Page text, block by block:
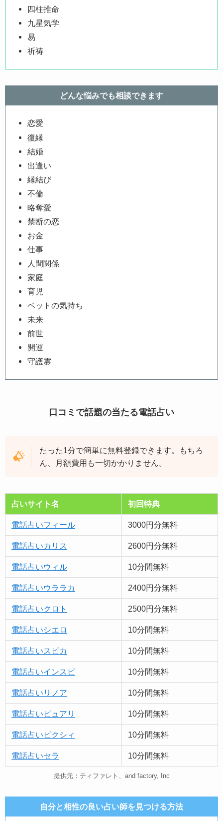
四柱推命
九星気学
易
祈祷
どんな悩みでも相談できます
恋愛
復縁
結婚
出逢い
縁結び
不倫
略奪愛
禁断の恋
お金
仕事
人間関係
家庭
育児
ペットの気持ち
未来
前世
開運
守護霊
口コミで話題の当たる電話占い
たった1分で簡単に無料登録できます。もちろ
ん、月額費用も一切かかりません。
占いサイト名 初回特典
電話占いフィール 3000円分無料
電話占いカリス 2600円分無料
電話占いウィル 10分間無料
電話占いウララカ 2400円分無料
電話占いクロト 2500円分無料
電話占いシエロ 10分間無料
電話占いスピカ 10分間無料
電話占いインスピ 10分間無料
電話占いリノア 10分間無料
電話占い ピュア リ 10分間無料
電話占いピクシィ 10分間無料
電話占いセラ 10分間無料
提供元：ティファレト、and factory, Inc
自分と相性の良い占い師を見つける方法